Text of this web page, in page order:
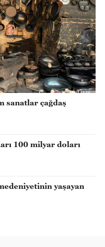
sanatlar çağdaş
100 milyar doları
yaşayan